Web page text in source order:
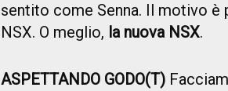
sentito come Senna. Il motivo
NSX. O meglio, la nuova NSX.
ASPETTANDO GODO(T)